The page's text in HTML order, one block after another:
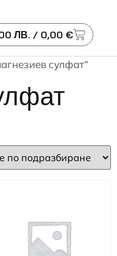
ЛВ. / 0,00 €
сулфат“